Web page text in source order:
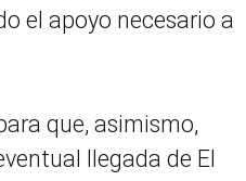
el apoyo necesario a
que, asimismo,
llegada de El